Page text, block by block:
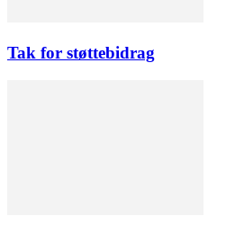
Tak for støttebidrag